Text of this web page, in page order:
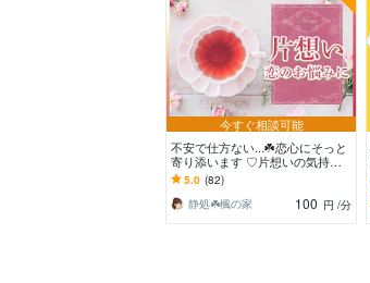
今すぐ相談可能
不安で仕方ない...☘️恋心にそっと
寄り添います ♡片想いの気持ち
を整理して幸せに近づくお手伝い
♪
5.0 (82)
静処☘️楓の家
100 円 /分